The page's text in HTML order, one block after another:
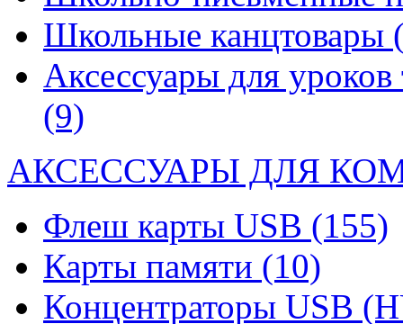
Школьные канцтовары
Аксессуары для уроков
(9)
АКСЕССУАРЫ ДЛЯ
Флеш карты USB (155)
Карты памяти (10)
Концентраторы USB